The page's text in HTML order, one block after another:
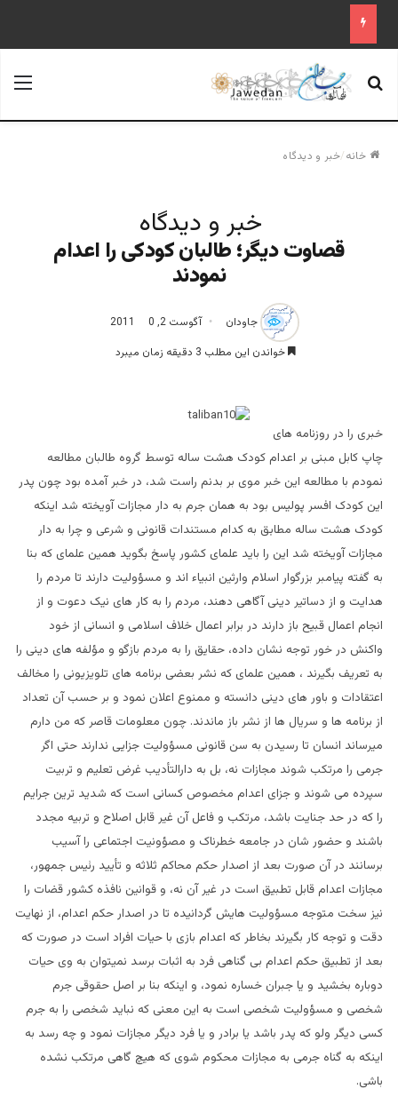
جستجو برای
خانه/خبر و دیدگاه
خبر و دیدگاه
قصاوت دیگر؛ طالبان کودکی را اعدام
نمودند
جاودان آگوست 2, 2011
0
خواندن این مطلب 3 دقیقه زمان میبرد
خبری را در روزنامه های
چاپ کابل مبنی بر اعدام کودک هشت ساله توسط گروه طالبان مطالعه
نمودم با مطالعه این خبر موی بر بدنم راست شد، در خبر آمده بود چون پدر
این کودک افسر پولیس بود به همان جرم به دار مجازات آویخته شد اینکه
کودک هشت ساله مطابق به کدام مستندات قانونی و شرعی و چرا به دار
مجازات آویخته شد این را باید علمای کشور پاسخ بگوید همین علمای که بنا
به گفته پیامبر بزرگوار اسلام وارثین انبیاء اند و مسؤولیت دارند تا مردم را
هدایت و از دساتیر دینی آگاهی دهند، مردم را به کار های نیک دعوت و از
انجام اعمال قبیح باز دارند در برابر اعمال خلاف اسلامی و انسانی از خود
واکنش در خور توجه نشان داده، حقایق را به مردم بازگو و مؤلفه های دینی را
به تعریف بگیرند ، همین علمای که نشر بعضی برنامه های تلویزیونی را مخالف
اعتقادات و باور های دینی دانسته و ممنوع اعلان نمود و بر حسب آن تعداد
از برنامه ها و سریال ها از نشر باز ماندند. چون معلومات قاصر که من دارم
میرساند انسان تا رسیدن به سن قانونی مسؤولیت جزایی ندارند حتی اگر
جرمی را مرتکب شوند مجازات نه، بل به دارالتأدیب غرض تعلیم و تربیت
سپرده می شوند و جزای اعدام مخصوص کسانی است که شدید ترین جرایم
را که در حد جنایت باشد، مرتکب و فاعل آن غیر قابل اصلاح و تربیه مجدد
باشند و حضور شان در جامعه خطرناک و مصؤونیت اجتماعی را آسیب
برسانند در آن صورت بعد از اصدار حکم محاکم ثلاثه و تأیید رئیس جمهور،
مجازات اعدام قابل تطبیق است در غیر آن نه، و قوانین نافذه کشور قضات را
نیز سخت متوجه مسؤولیت هایش گردانیده تا در اصدار حکم اعدام، از نهایت
دقت و توجه کار بگیرند بخاطر که اعدام بازی با حیات افراد است در صورت که
بعد از تطبیق حکم اعدام بی گناهی فرد به اثبات برسد نمیتوان به وی حیات
دوباره بخشید و یا جبران خساره نمود، و اینکه بنا بر اصل حقوقی جرم
شخصی و مسؤولیت شخصی است به این معنی که نباید شخصی را به جرم
کسی دیگر ولو که پدر باشد یا برادر و یا فرد دیگر مجازات نمود و چه رسد به
اینکه به گناه جرمی به مجازات محکوم شوی که هیچ گاهی مرتکب نشده
باشی.